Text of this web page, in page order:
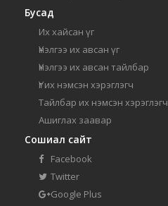
Бусад
Их хайсан үг
Үнэлгээ их авсан үг
Үнэлгээ их авсан тайлбар
Үг их нэмсэн хэрэглэгч
Тайлбар их нэмсэн хэрэглэгч
Ашиглах заавар
Сошиал сайт
Facebook
Twitter
Google Plus